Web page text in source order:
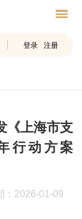
登录 注册
《上海市支
行动方案
：2026-01-09